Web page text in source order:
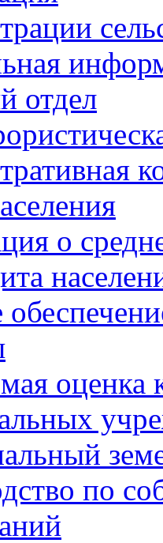
отдел
о
оценка
по